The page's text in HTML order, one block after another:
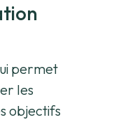
permet
les
objectifs